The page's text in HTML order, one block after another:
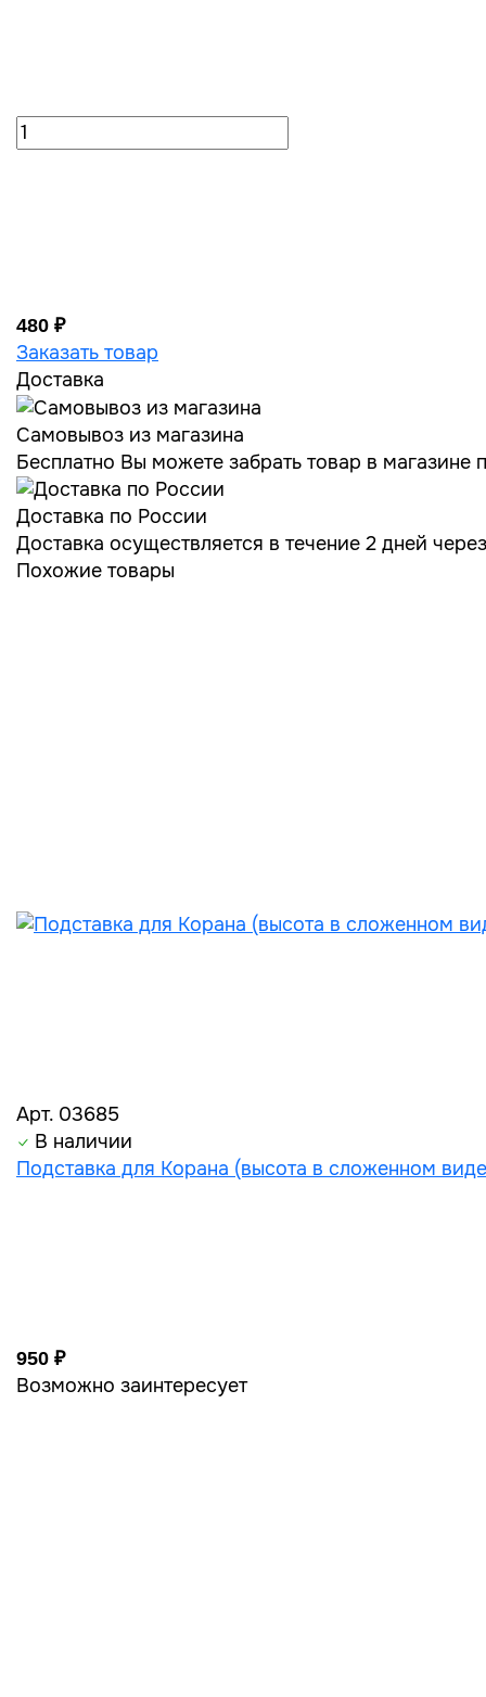
480 ₽
Заказать товар
Доставка
Самовывоз из магазина
Бесплатно Вы можете забрать товар в
Доставка по России
Доставка осуществляется в течение 2 дней
Похожие товары
Арт. 03685
В наличии
Подставка для Корана (высота в сложенном
950 ₽
Возможно заинтересует